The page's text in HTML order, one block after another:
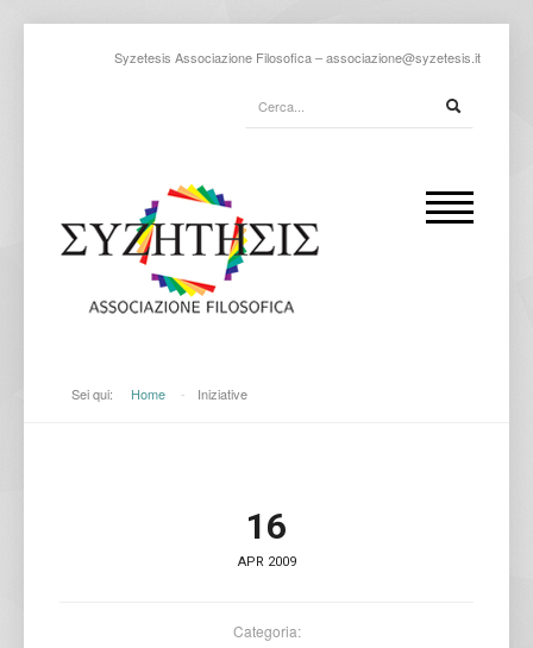
Syzetesis Associazione Filosofica –associazione@syzetesis.it
Sei qui: Home - Iniziative
16
APR 2009
Categoria: